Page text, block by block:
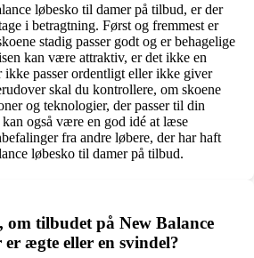
løbesko til damer på tilbud, er der
i betragtning. Først og fremmest er
stadig passer godt og er behagelige
kan være attraktiv, er det ikke en
ikke passer ordentligt eller ikke giver
skal du kontrollere, om skoene
og teknologier, der passer til din
også være en god idé at læse
fra andre løbere, der har haft
løbesko til damer på tilbud.
om tilbudet på New Balance
ægte eller en svindel?